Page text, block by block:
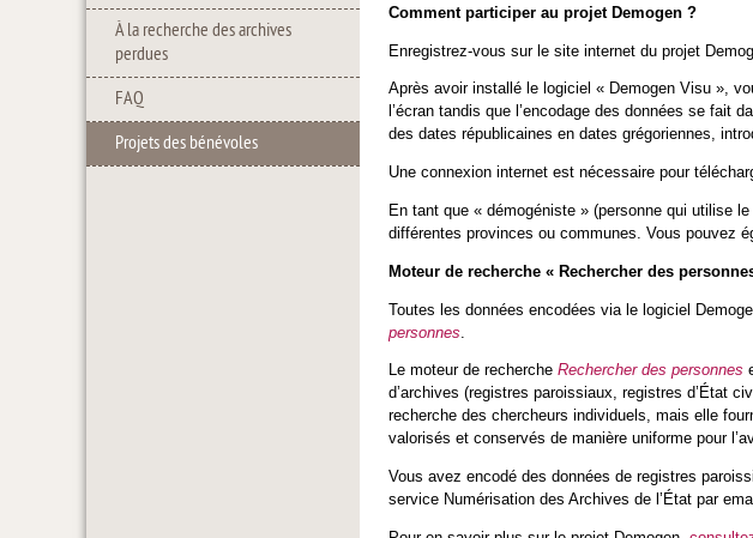
À la recherche des archives
perdues
FAQ
Projets des bénévoles
Comment participer au projet Demogen ?
Enregistrez-vous sur le site internet du projet
Après avoir installé le logiciel « Demogen Visu »,
l’écran tandis que l’encodage des données se fait
des dates républicaines en dates grégoriennes,
Une connexion internet est nécessaire pour
En tant que « démogéniste » (personne qui utilise
différentes provinces ou communes. Vous pouvez
Moteur de recherche « Rechercher des
Toutes les données encodées via le logiciel
personnes
Le moteur de recherche Rechercher des personnes
d’archives (registres paroissiaux, registres d’État
recherche des chercheurs individuels, mais elle
valorisés et conservés de manière uniforme pour
Vous avez encodé des données de registres
service Numérisation des Archives de l’État par